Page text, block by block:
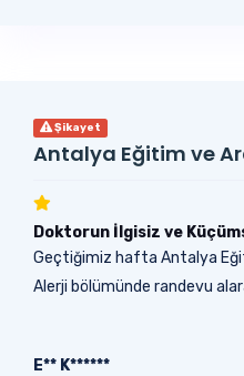
Şikayet
Antalya Eğitim ve
Doktorun İlgisiz ve
Geçtiğimiz hafta Antalya
Alerji bölümünde randevu
E** K******